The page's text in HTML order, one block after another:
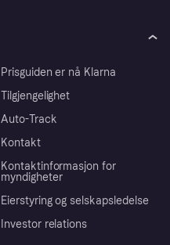
Prisguiden er nå Klarna
Tilgjengelighet
Auto-Track
Kontakt
Kontaktinformasjon for
myndigheter
Eierstyring og selskapsledelse
Investor relations